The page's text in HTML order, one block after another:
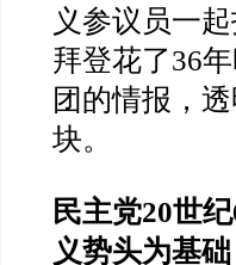
义参议员一
拜登花了36
团的情报，
块。
民主党20世
义势头为基